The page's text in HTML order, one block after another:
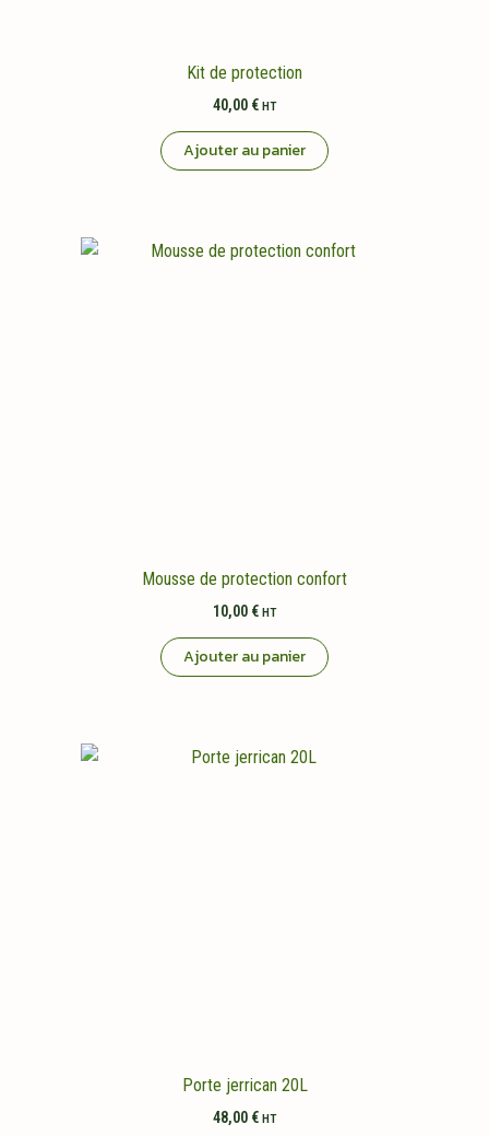
Kit de protection
40,00 € HT
Ajouter au panier
Mousse de protection confort
10,00 € HT
Ajouter au panier
Porte jerrican 20L
48,00 € HT